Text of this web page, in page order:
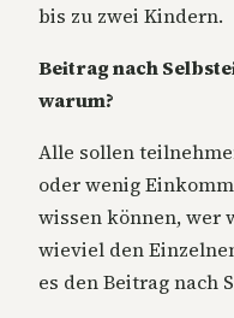
bis zu zwei Kindern.
Beitrag nach
warum?
Alle sollen
oder wenig
wissen können, wer
wieviel den
es den Beitrag nach